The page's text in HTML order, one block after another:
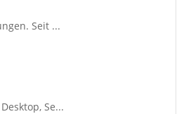
Seit ...
Se...